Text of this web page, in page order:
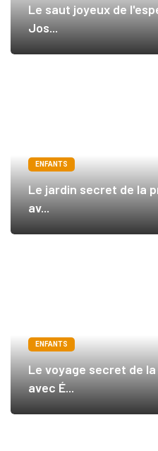
Le saut joyeux de
Jos...
ENFANTS
Le jardin secret de la
av...
ENFANTS
Le voyage secret de
avec É...